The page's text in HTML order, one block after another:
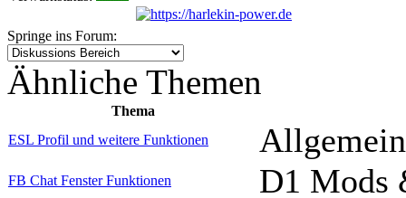
Springe ins Forum:
Ähnliche Themen
Thema
ESL Profil und weitere Funktionen
FB Chat Fenster Funktionen D1 Mods